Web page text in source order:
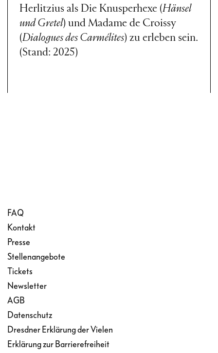
Herlitzius als Die Knusperhexe (Hänsel
und Gretel) und Madame de Croissy
(Dialogues des Carmélites) zu erleben sein.
(Stand: 2025)
FAQ
Kontakt
Presse
Stellenangebote
Tickets
Newsletter
AGB
Datenschutz
Dresdner Erklärung der Vielen
Erklärung zur Barrierefreiheit